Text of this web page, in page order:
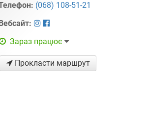
(068) 108-51-21
Зараз працює
Прокласти маршрут